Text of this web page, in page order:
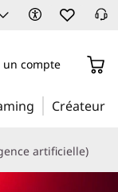
un compte
Créateur
artificielle)